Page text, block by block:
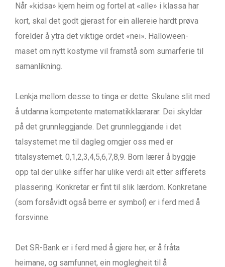
Når «kidsa» kjem heim og fortel at «alle» i klassa har
kort, skal det godt gjerast for ein allereie hardt prøva
forelder å ytra det viktige ordet «nei». Halloween-
maset om nytt kostyme vil framstå som sumarferie til
samanlikning.
Lenkja mellom desse to tinga er dette. Skulane slit med
å utdanna kompetente matematikklærarar. Dei skyldar
på det grunnleggjande. Det grunnleggjande i det
talsystemet me til dagleg omgjer oss med er
titalsystemet. 0,1,2,3,4,5,6,7,8,9. Born lærer å byggje
opp tal der ulike siffer har ulike verdi alt etter sifferets
plassering. Konkretar er fint til slik lærdom. Konkretane
(som forsåvidt også berre er symbol) er i ferd med å
forsvinne.
Det SR-Bank er i ferd med å gjere her, er å fråta
heimane, og samfunnet, ein moglegheit til å